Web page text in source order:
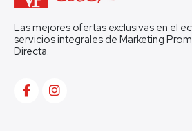
Las mejores ofertas exclusivas en el
servicios integrales de Marketing
Directa.